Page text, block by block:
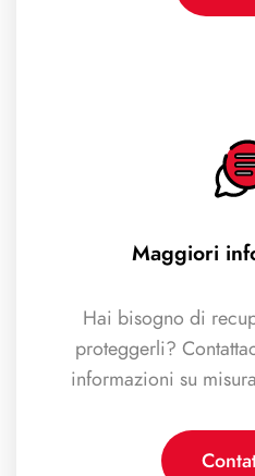
Maggiori
Hai bisogno di
proteggerli?
informazioni su